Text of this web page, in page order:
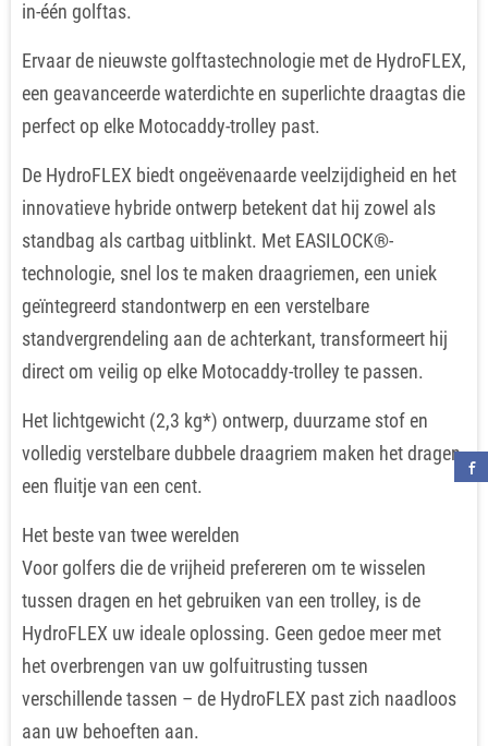
in-één golftas.
Ervaar de nieuwste golftastechnologie met de HydroFLEX,
een geavanceerde waterdichte en superlichte draagtas die
perfect op elke Motocaddy-trolley past.
De HydroFLEX biedt ongeëvenaarde veelzijdigheid en het
innovatieve hybride ontwerp betekent dat hij zowel als
standbag als cartbag uitblinkt. Met EASILOCK®-
technologie, snel los te maken draagriemen, een uniek
geïntegreerd standontwerp en een verstelbare
standvergrendeling aan de achterkant, transformeert hij
direct om veilig op elke Motocaddy-trolley te passen.
Het lichtgewicht (2,3 kg*) ontwerp, duurzame stof en
volledig verstelbare dubbele draagriem maken het dragen
een fluitje van een cent.
Het beste van twee werelden
Voor golfers die de vrijheid prefereren om te wisselen
tussen dragen en het gebruiken van een trolley, is de
HydroFLEX uw ideale oplossing. Geen gedoe meer met
het overbrengen van uw golfuitrusting tussen
verschillende tassen – de HydroFLEX past zich naadloos
aan uw behoeften aan.